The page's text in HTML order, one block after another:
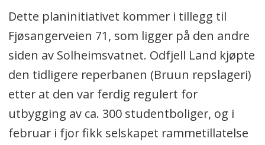
Dette planinitiativet kommer i tillegg til
Fjøsangerveien 71, som ligger på den andre
siden av Solheimsvatnet. Odfjell Land kjøpte
den tidligere reperbanen (Bruun repslageri)
etter at den var ferdig regulert for
utbygging av ca. 300 studentboliger, og i
februar i fjor fikk selskapet rammetillatelse